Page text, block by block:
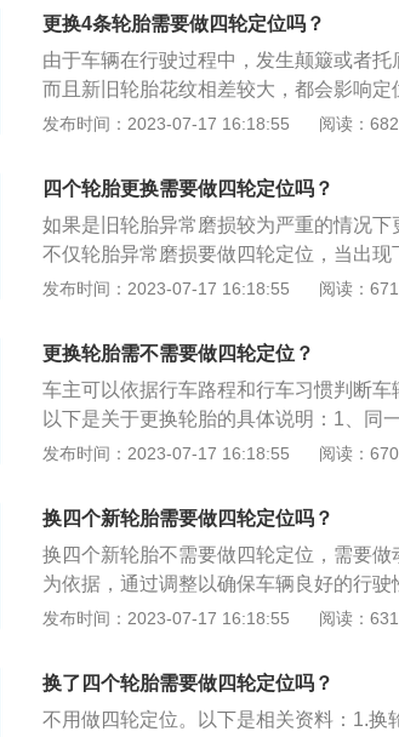
前轮外倾角和前轮前束四个内容；后轮定
样前轮定位和后轮定位总起来说叫车轮
更换4条轮胎需要做四轮定位吗？
由于车辆在行驶过程中，发生颠簸或者托
而且新旧轮胎花纹相差较大，都会影响定
建议做四轮定位，防止新轮胎异常磨损。
并具备一定的可靠性。2、作用：车轮定
和转向轻便，并减少汽车在行驶中轮胎和
发布时间：2023-07-17 16:18:55 阅读：
四个轮胎更换需要做四轮定位吗？
如果是旧轮胎异常磨损较为严重的情况下
不仅轮胎异常磨损要做四轮定位，当出
行驶的过程中，出现跑偏的现象或者打方
位。4.轮胎出现异常的不均匀磨损现象，
重。5.在汽车正常行驶时感觉车身漂浮或
行驶一样，说明需要做四轮定位。
发布时间：2023-07-17 16:18:55 阅读：
更换轮胎需不需要做四轮定位？
车主可以依据行车路程和行车习惯判断车
以下是关于更换轮胎的具体说明：1、同
数和速度级别的轮胎。2、四轮驱动的车
换一条轮胎的情况下请务必注意：新胎必
深度接近，否则可能会造成车辆跑偏或机
发布时间：2023-07-17 16:18:55 阅读：
换四个新轮胎需要做四轮定位吗？
换四个新轮胎不需要做四轮定位，需要
为依据，通过调整以确保车辆良好的行
车轮、转向节和前轴三者之间的安装具有
后轮定位，两者总称四轮定位。一般认为
衡，通常所说的加装平衡块。
发布时间：2023-07-17 16:18:55 阅读：
换了四个轮胎需要做四轮定位吗？
不用做四轮定位。以下是相关资料：1.换